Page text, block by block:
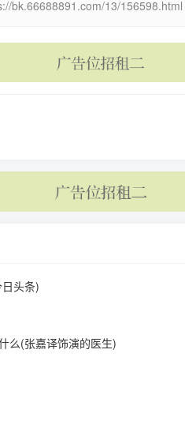
bk.66688891.com/13/156598.html
头条)
么(张嘉译饰演的医生)